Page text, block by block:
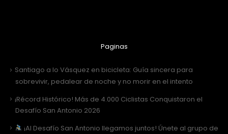
Paginas
Santiago a lo Vásquez en bicicleta: Guía sincera para
sobrevivir, pedalear de noche y no morir en el intento
¡Récord Histórico! Más de 4.000 Ciclistas Conquistaron el
Desafío San Antonio 2026
¡Al Desafío San Antonio llegamos juntos! Únete al grupo de